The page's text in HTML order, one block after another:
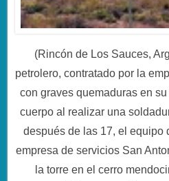
(Rincón de Los Sauces,
petrolero, contratado por la
con graves quemaduras en
cuerpo al realizar una
después de las 17, el equipo
empresa de servicios San
la torre en el cerro